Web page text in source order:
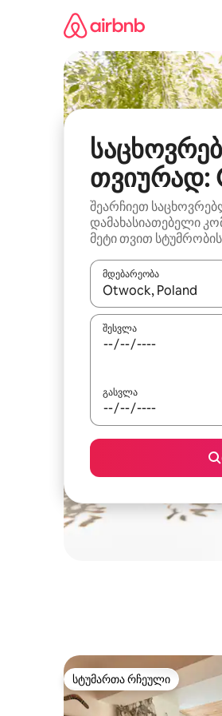
თვიურად:
შეარჩიეთ
დამახასიათებელი
მეტი თვით
მდებარეობა
როცა შედეგები
შესვლა
გასვლა
სტუმართა რჩეული
სტუმართა რჩეული